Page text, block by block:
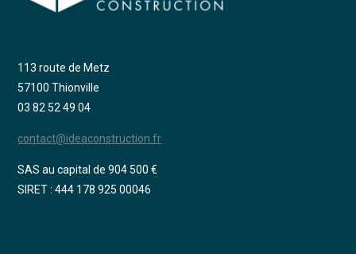
113 route de Metz
57100 Thionville
03 82 52 49 04
contact@ideaconstruction.fr
SAS au capital de 904 500 €
SIRET : 444 178 925 00046